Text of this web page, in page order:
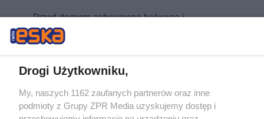
Przed domem zabawnego bałwana i
sylwestra od wieczora do rana.
Niech ta noc nie będzie przespana.
A kobieta zasapana.
Zdrowia szczęścia, pomyślności
Drogi Użytkowniku,
My, naszych 1162 zaufanych partnerów oraz inne
podmioty z Grupy ZPR Media uzyskujemy dostęp i